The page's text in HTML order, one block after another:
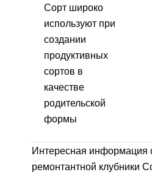
Сорт широко
используют при
создании
продуктивных
сортов в
качестве
родительской
формы
Интересная информация
ремонтантной клубники